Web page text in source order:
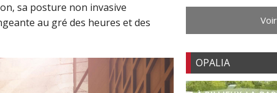
sa posture non invasive
au gré des heures et des
OPALIA